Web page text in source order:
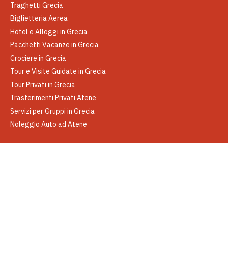
Traghetti Grecia
Biglietteria Aerea
Hotel e Alloggi in Grecia
Pacchetti Vacanze in Grecia
Crociere in Grecia
Tour e Visite Guidate in Grecia
Tour Privati in Grecia
Trasferimenti Privati Atene
Servizi per Gruppi in Grecia
Noleggio Auto ad Atene